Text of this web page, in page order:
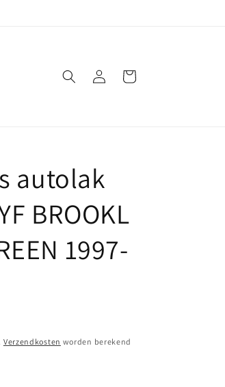
InloggenWinkelwagen
autolak
BROOKL
1997-
Verzendkosten worden berekend